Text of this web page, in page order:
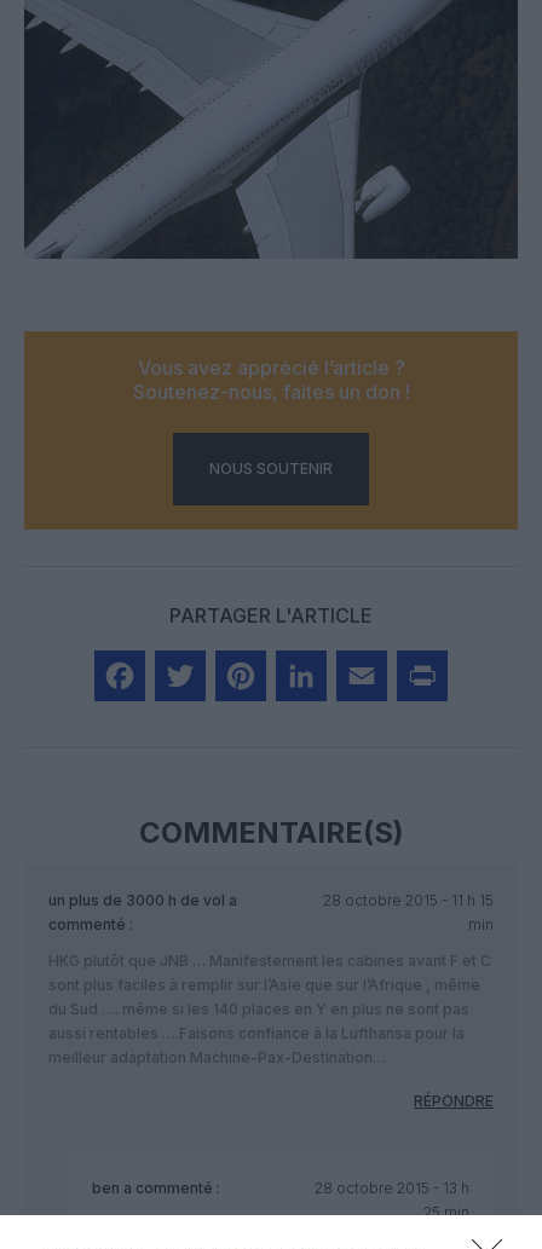
Vous avez apprécié l’article ?
Soutenez-nous, faites un don !
NOUS SOUTENIR
PARTAGER L'ARTICLE
COMMENTAIRE(S)
un plus de 3000 h de vol a
commenté :
28 octobre 2015 - 11 h 15
min
HKG plutôt que JNB … Manifestement les cabines avant F et C
sont plus faciles à remplir sur l’Asie que sur l’Afrique , même
du Sud …. même si les 140 places en Y en plus ne sont pas
aussi rentables ….Faisons confiance à la Lufthansa pour la
meilleur adaptation Machine-Pax-Destination…
RÉPONDRE
ben a commenté :
28 octobre 2015 - 13 h
25 min